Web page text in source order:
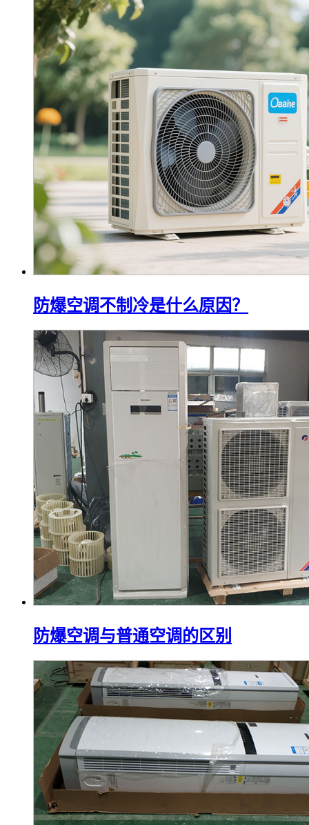
防爆空调不制冷是什么原因？
防爆空调与普通空调的区别